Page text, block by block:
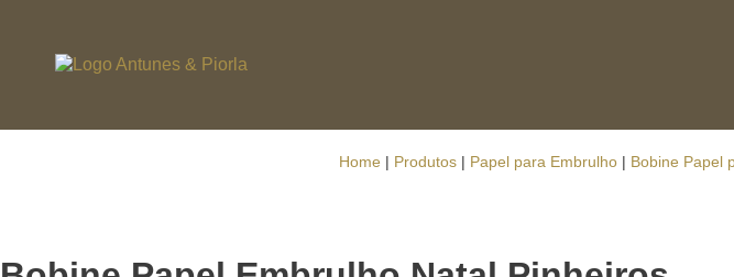
Home Produtos Papel para Embrulho Bobine Papel